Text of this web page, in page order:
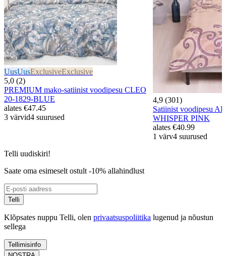
UusUusExclusiveExclusive
5,0 (2)
PREMIUM mako-satiinist voodipesu CLEO
20-1829-BLUE
alates €47.45
3 värvid4 suurused
4,9 (301)
Satiinist voodipesu
WHISPER PINK
alates €40.99
1 värv4 suurused
Telli uudiskiri!
Saate oma esimeselt ostult -10% allahindlust
Telli
Klõpsates nuppu Telli, olen privaatsuspoliitika lugenud ja nõustun
sellega
Tellimisinfo